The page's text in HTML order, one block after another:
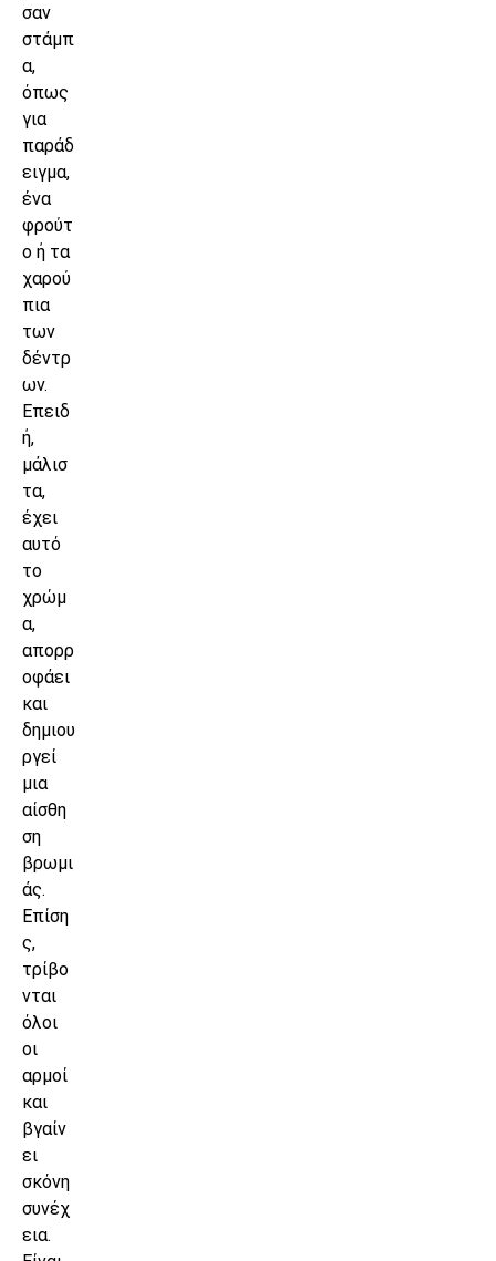
σαν
στάμπ
α,
όπως
για
παράδ
ειγμα,
ένα
φρούτ
ο ή τα
χαρού
πια
των
δέντρ
ων.
Επειδ
ή,
μάλισ
τα,
έχει
αυτό
το
χρώμ
α,
απορρ
οφάει
και
δημιου
ργεί
μια
αίσθη
ση
βρωμι
άς.
Επίση
ς,
τρίβο
νται
όλοι
οι
αρμοί
και
βγαίν
ει
σκόνη
συνέχ
εια.